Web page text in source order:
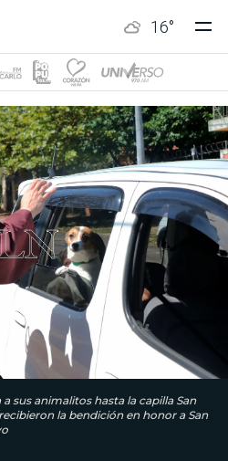
16°
sus animalitos hasta la capilla San
la bendición en honor a San